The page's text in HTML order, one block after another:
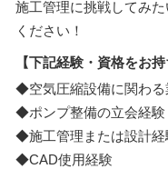
施工管理に挑戦してみ
ください！
【下記経験・資格をお持
◆空気圧縮設備に関わる
◆ポンプ整備の立会経験
◆施工管理または設計経
◆CAD使用経験